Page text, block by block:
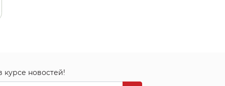
курсе новостей!